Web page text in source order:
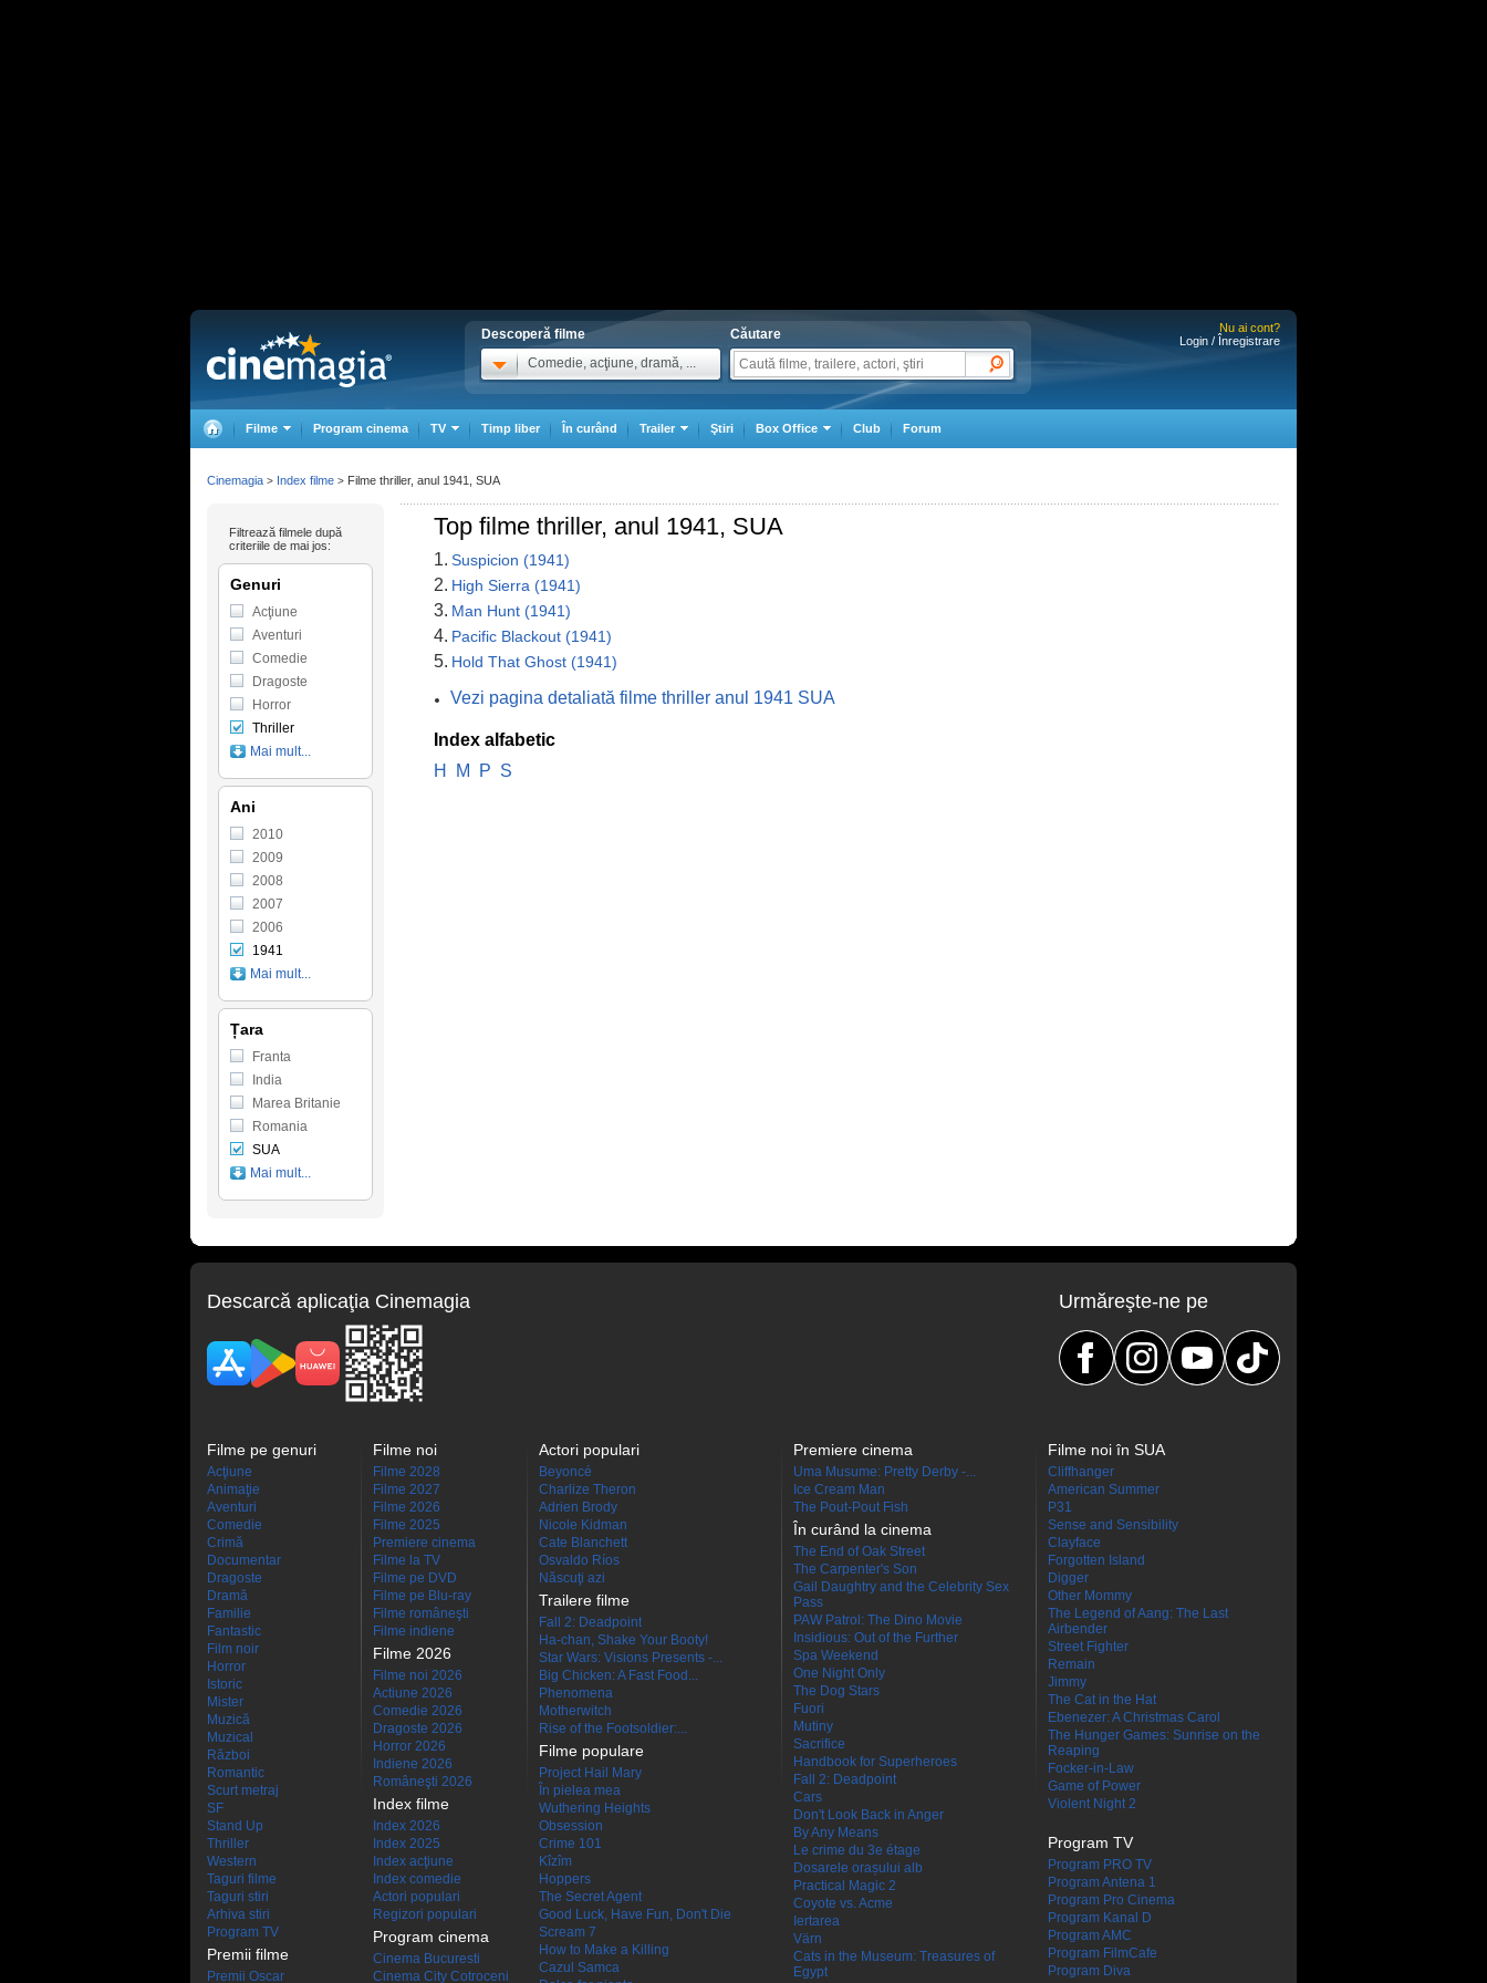
Descoperă filme
Comedie, acţiune, dramă, ...
Căutare
Nu ai cont?
Login / Înregistrare
Filme Program cinema TV Timp liber În curând Trailer Ştiri Box Office Club Forum
Top filme thriller, anul 1941, SUA
1. Suspicion (1941)
2. High Sierra (1941)
3. Man Hunt (1941)
4. Pacific Blackout (1941)
5. Hold That Ghost (1941)
Vezi pagina detaliată filme thriller anul 1941 SUA
Index alfabetic
H
M P S
Filtrează filmele după
criteriile de mai jos:
Genuri
Acţiune
Aventuri
Comedie
Dragoste
Horror
Thriller
Mai mult...
Ani
2010
2009
2008
2007
2006
1941
Mai mult...
Țara
Franta
India
Marea Britanie
Romania
SUA
Mai mult...
Cinemagia > Index filme > Filme thriller, anul 1941, SUA
Descarcă aplicaţia Cinemagia Urmăreşte-ne pe
Filme pe genuri
Acţiune
Animaţie
Aventuri
Comedie
Crimă
Documentar
Dragoste
Dramă
Familie
Fantastic
Film noir
Horror
Istoric
Mister
Muzică
Muzical
Război
Romantic
Scurt metraj
SF
Stand Up
Thriller
Western
Taguri filme
Taguri stiri
Arhiva stiri
Program TV
Premii filme
Premii Oscar
Filme noi
Filme 2028
Filme 2027
Filme 2026
Filme 2025
Premiere cinema
Filme la TV
Filme pe DVD
Filme pe Blu-ray
Filme româneşti
Filme indiene
Filme 2026
Filme noi 2026
Actiune 2026
Comedie 2026
Dragoste 2026
Horror 2026
Indiene 2026
Româneşti 2026
Index filme
Index 2026
Index 2025
Index acţiune
Index comedie
Actori populari
Regizori populari
Program cinema
Cinema Bucuresti
Cinema City Cotroceni
Actori populari
Beyoncé
Charlize Theron
Adrien Brody
Nicole Kidman
Cate Blanchett
Osvaldo Ríos
Născuţi azi
Trailere filme
Fall 2: Deadpoint
Ha-chan, Shake Your Booty!
Star Wars: Visions Presents -...
Big Chicken: A Fast Food...
Phenomena
Motherwitch
Rise of the Footsoldier:...
Filme populare
Project Hail Mary
În pielea mea
Wuthering Heights
Obsession
Crime 101
Kîzîm
Hoppers
The Secret Agent
Good Luck, Have Fun, Don't Die
Scream 7
How to Make a Killing
Cazul Samca
Premiere cinema
Uma Musume: Pretty Derby -...
Ice Cream Man
The Pout-Pout Fish
În curând la cinema
The End of Oak Street
The Carpenter's Son
Gail Daughtry and the Celebrity Sex
Pass
PAW Patrol: The Dino Movie
Insidious: Out of the Further
Spa Weekend
One Night Only
The Dog Stars
Fuori
Mutiny
Sacrifice
Handbook for Superheroes
Fall 2: Deadpoint
Cars
Don't Look Back in Anger
By Any Means
Le crime du 3e étage
Dosarele orașului alb
Practical Magic 2
Coyote vs. Acme
Iertarea
Värn
Cats in the Museum: Treasures of
Egypt
Filme noi în SUA
Cliffhanger
American Summer
P31
Sense and Sensibility
Clayface
Forgotten Island
Digger
Other Mommy
The Legend of Aang: The Last
Airbender
Street Fighter
Remain
Jimmy
The Cat in the Hat
Ebenezer: A Christmas Carol
The Hunger Games: Sunrise on the
Reaping
Focker-in-Law
Game of Power
Violent Night 2
Program TV
Program PRO TV
Program Antena 1
Program Pro Cinema
Program Kanal D
Program AMC
Program FilmCafe
Program Diva